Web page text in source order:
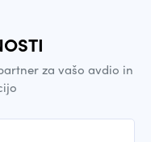
za vašo avdio in